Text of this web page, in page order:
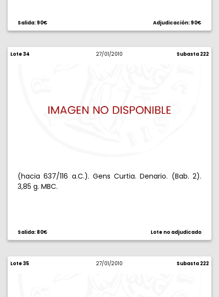
Salida: 90€ Adjudicación: 90€
Lote 34 27/01/2010 Subasta 222
(hacia 637/116 a.C.). Gens Curtia. Denario. (Bab. 2).
3,85 g. MBC.
Salida: 80€ Lote no adjudicado
Lote 35 27/01/2010 Subasta 222